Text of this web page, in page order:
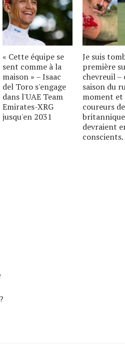
« Cette équipe se
sent comme à la
maison » – Isaac
del Toro s'engage
dans l'UAE Team
Emirates-XRG
jusqu'en 2031
Je suis
première
chevreuil –
saison du
moment et
coureurs
devraient
conscients.